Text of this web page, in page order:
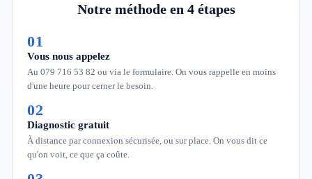
Notre méthode en 4 étapes
01
Vous nous appelez
Au 079 716 53 82 ou via le formulaire. On vous rappelle en moins
d'une heure pour cerner le besoin.
02
Diagnostic gratuit
À distance par connexion sécurisée, ou sur place. On vous dit ce
qu'on voit, ce que ça coûte.